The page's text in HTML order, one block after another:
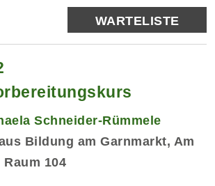
WARTELISTE
Schneider-Rümmele
Bildung am Garnmarkt, Am
104